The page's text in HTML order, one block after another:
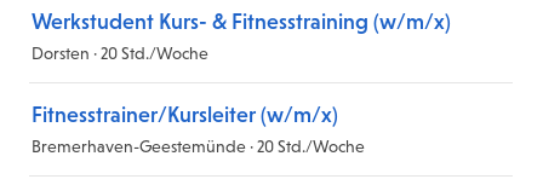
Werkstudent Kurs- & Fitnesstraining (w/m/x)
Dorsten · 20 Std./Woche
Fitnesstrainer/Kursleiter (w/m/x)
Bremerhaven-Geestemünde · 20 Std./Woche